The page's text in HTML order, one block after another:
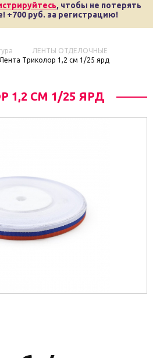
, чтобы не потерять
+700 руб. за регистрацию!
ЛЕНТЫ ОТДЕЛОЧНЫЕ
Лента Триколор 1,2 см 1/25 ярд
1,2 СМ 1/25 ЯРД